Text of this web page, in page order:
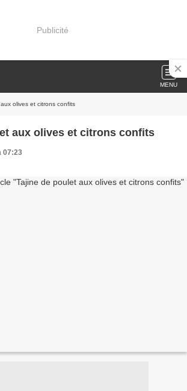
Publicité
MENU
olives et citrons confits
aux olives et citrons confits
07:23